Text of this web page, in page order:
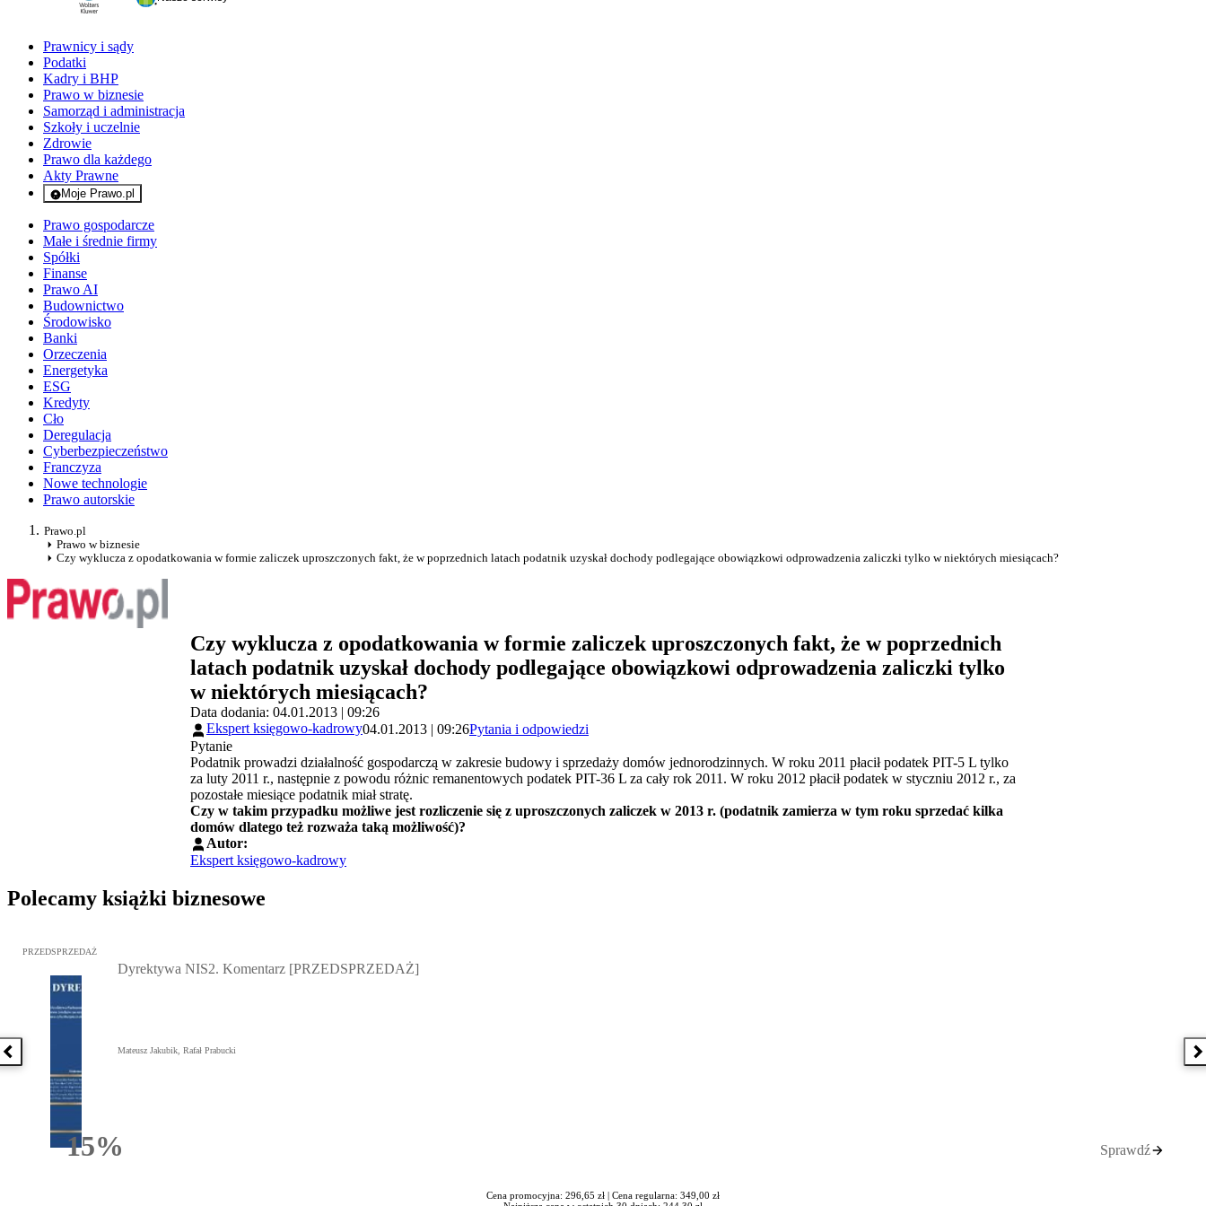
Prawnicy i sądy
Podatki
Kadry i BHP
Prawo w biznesie
Samorząd i administracja
Szkoły i uczelnie
Zdrowie
Prawo dla każdego
Akty Prawne
Moje Prawo.pl
- rejestracja i logowanie do serwisu
Prawo gospodarcze
Małe i średnie firmy
Spółki
Finanse
Prawo AI
Budownictwo
Środowisko
Banki
Orzeczenia
Energetyka
ESG
Kredyty
Cło
Deregulacja
Cyberbezpieczeństwo
Franczyza
Nowe technologie
Prawo autorskie
Prawo.pl
Prawo w biznesie
Czy wyklucza z opodatkowania w formie zaliczek uproszczonych fakt, że w poprzednich latach podatnik uzyskał dochody podlegające obowiązkowi odprowadzenia zaliczki tylko w niektórych miesiącach?
Czy wyklucza z opodatkowania w formie zaliczek uproszczonych fakt, że w poprzednich
latach podatnik uzyskał dochody podlegające obowiązkowi odprowadzenia zaliczki tylko
w niektórych miesiącach?
Data dodania: 04.01.2013 | 09:26
Ekspert księgowo-kadrowy04.01.2013 | 09:26Pytania i odpowiedzi
Pytanie
Podatnik prowadzi działalność gospodarczą w zakresie budowy i sprzedaży domów jednorodzinnych. W roku 2011 płacił podatek PIT-5 L tylko
za luty 2011 r., następnie z powodu różnic remanentowych podatek PIT-36 L za cały rok 2011. W roku 2012 płacił podatek w styczniu 2012 r., za
pozostałe miesiące podatnik miał stratę.
Czy w takim przypadku możliwe jest rozliczenie się z uproszczonych zaliczek w 2013 r. (podatnik zamierza w tym roku sprzedać kilka
domów dlatego też rozważa taką możliwość)?
Autor:
Ekspert księgowo-kadrowy
Polecamy książki biznesowe
Poprzednia książka
Przejdź do: Dyrektywa NIS2. Komentarz [PRZEDSPRZEDAŻ], Mateusz Jakubik, Rafał Prabucki - otwiera się w nowym oknie
PRZEDSPRZEDAŻ
15%Rabatu
Dyrektywa NIS2. Komentarz [PRZEDSPRZEDAŻ]
Mateusz Jakubik, Rafał Prabucki
Sprawdź
Cena promocyjna: 296,65 zł | Cena regularna: 349,00 zł